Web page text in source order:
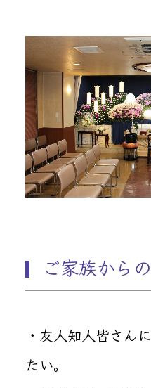
ご家族から
・友人知人皆さん
たい。